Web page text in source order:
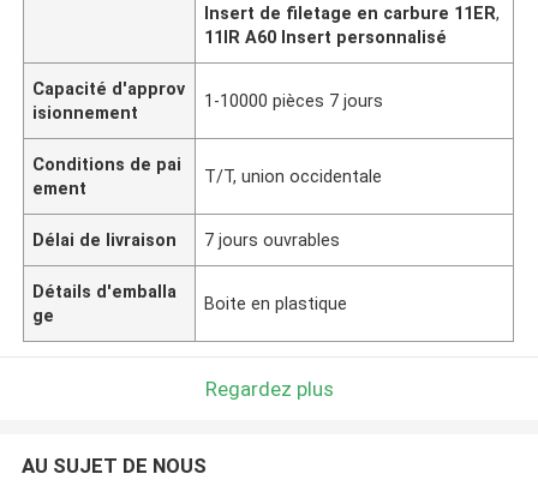
Insert de filetage en carbure 11ER,
11IR A60 Insert personnalisé
Capacité d'approv
isionnement
1-10000 pièces 7 jours
Conditions de pai
ement
T/T, union occidentale
Délai de livraison 7 jours ouvrables
Détails d'emballa
ge
Boite en plastique
Regardez plus
AU SUJET DE NOUS